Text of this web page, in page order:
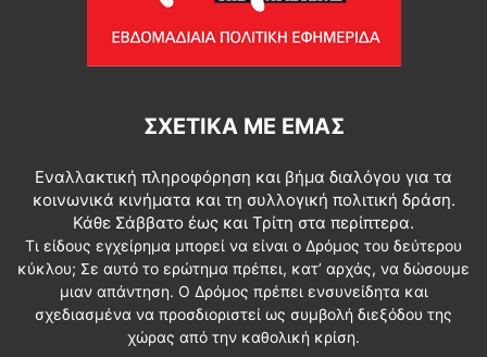
ΣΧΕΤΙΚΆ ΜΕ ΕΜΆΣ
Εναλλακτική πληροφόρηση και βήμα διαλόγου για τα
κοινωνικά κινήματα και τη συλλογική πολιτική δράση.
Κάθε Σάββατο έως και Τρίτη στα περίπτερα.
Τι είδους εγχείρημα μπορεί να είναι ο Δρόμος του δεύτερου
κύκλου; Σε αυτό το ερώτημα πρέπει, κατ’ αρχάς, να δώσουμε
μιαν απάντηση. Ο Δρόμος πρέπει ενσυνείδητα και
σχεδιασμένα να προσδιοριστεί ως συμβολή διεξόδου της
χώρας από την καθολική κρίση.